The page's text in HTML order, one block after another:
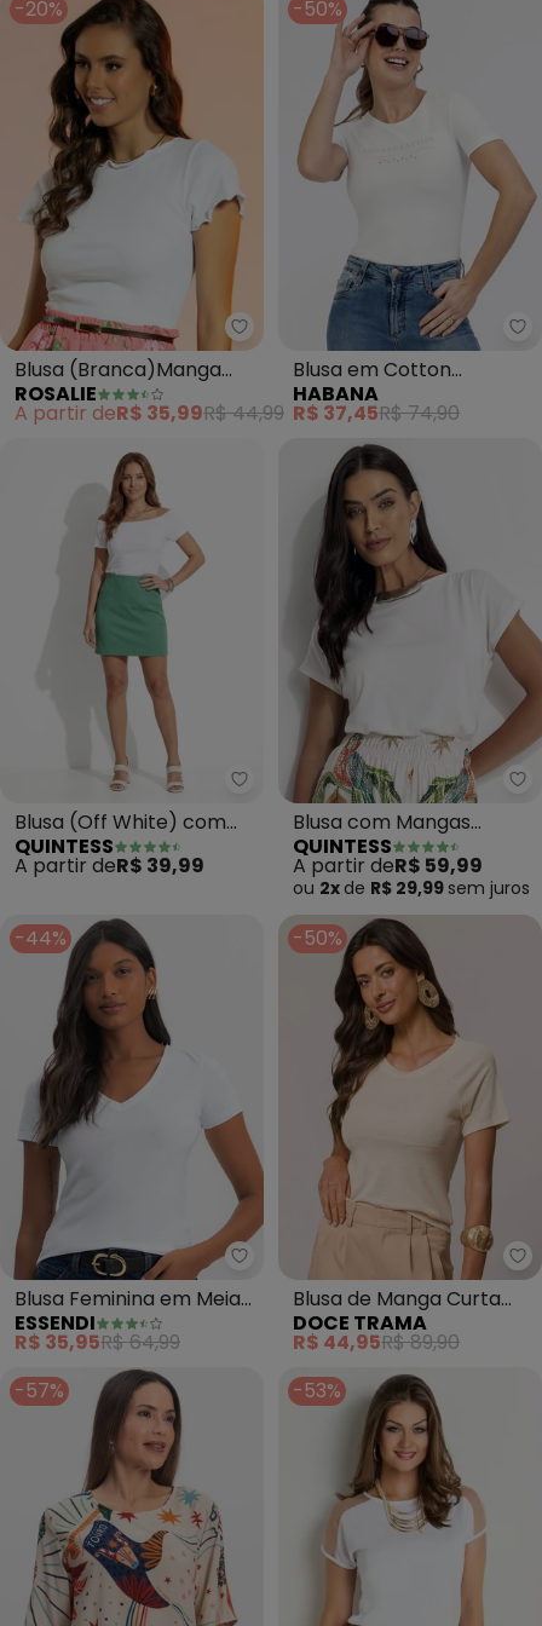
-20%
Rosalie - Blusa (Branca)Manga
Blusa (Branca)Manga
Curta e Frufru
ROSALIE
A partir deR$ 35,99R$ 44,99
-50%
Blusa em Cotton
(Branco)
HABANA
R$ 37,45R$ 74,90
Quintess - Blusa (Off White)
Blusa (Off White) com
Decote Canoa
QUINTESS
A partir deR$ 39,99
Blusa com Mangas
Curtas (Off White)
QUINTESS
A partir deR$ 59,99
ou 2x de R$ 29,99 sem juros
-44%
Essendi - Blusa Feminina em
Blusa Feminina em Meia
Malha (Branco)
ESSENDI
R$ 35,95R$ 64,99
-50%
Blusa de Manga Curta
(Branco)
DOCE TRAMA
R$ 44,95R$ 89,90
-57%
-53%